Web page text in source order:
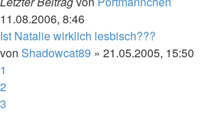
11.08.2006, 8:46
Ist Natalie wirklich lesbisch???
von Shadowcat89 » 21.05.2005, 15:50
1
2
3